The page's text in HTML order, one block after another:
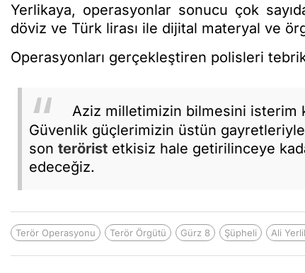
Yerlikaya, operasyonlar sonucu çok
döviz ve Türk lirası ile dijital materyal ve
Operasyonları gerçekleştiren polisleri
Aziz milletimizin bilmesini isterim
Güvenlik güçlerimizin üstün
son terörist etkisiz hale getirilinceye
edeceğiz.
Terör Operasyonu Terör Örgütü Gürz 8 Şüpheli Ali